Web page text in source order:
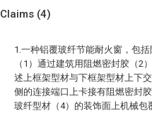
Claims (4)
1.一种铝覆玻纤节能耐火窗，包
（1）通过建筑用阻燃密封胶（2
述上框架型材与下框架型材上下
侧的连接端口上卡接有阻燃密封
玻纤型材（4）的装饰面上机械包